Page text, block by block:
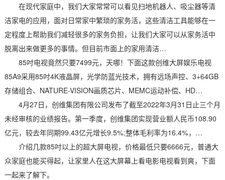
在现代家庭中，我们大家常常可以看见扫地机器人、吸尘器等清
洁家电的应用，面对日常家中繁琐的家务活，这些清洁工具能够在一
定程度上帮助我们减轻很多的家务负担，让我们大家可以从家务活中
脱离出来做更多的事情。但目前市面上的家用清洁…
85吋电视竟然只要7499元，天哪！下面这款创维大屏娱乐电视
85A9采用85吋4K液晶屏，光学防蓝光技术，拥有远场声控、3+64GB
存储组合、NATURE-VISION画质芯片、MEMC运动补偿、HD…
4月27日，创维集团有限公司发布了截至2022年3月31日止三个月
未经审核的业绩报告。第一季度，创维集团实现营业额人民币108.90
亿元，较去年同期99.43亿元增长9.5%;整体毛利率为16.4%，…
介绍几款85吋以上的超大屏电视，价格最低只要6666元，普通大
众家庭也能买得起，让家里人在这大屏幕上看电影电视看到爽，下面
一起来了解下。